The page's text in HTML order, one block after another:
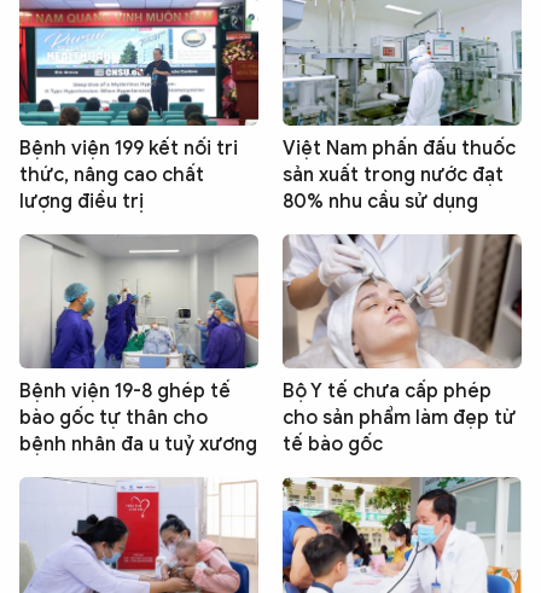
Bệnh viện 199 kết nối tri
thức, nâng cao chất
lượng điều trị
Việt Nam phấn đấu thuốc
sản xuất trong nước đạt
80% nhu cầu sử dụng
Bệnh viện 19-8 ghép tế
bào gốc tự thân cho
bệnh nhân đa u tuỷ xương
Bộ Y tế chưa cấp phép
cho sản phẩm làm đẹp từ
tế bào gốc